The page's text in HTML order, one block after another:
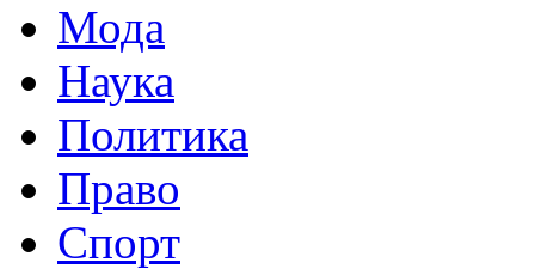
Мода
Наука
Политика
Право
Спорт